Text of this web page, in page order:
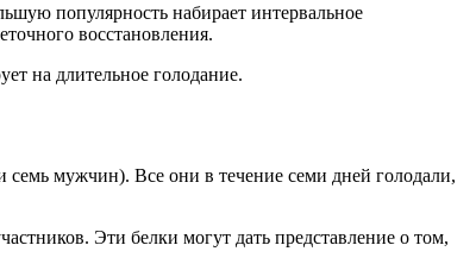
популярность набирает интервальное
восстановления.
на длительное голодание.
семь мужчин). Все они в течение семи дней голодали,
Эти белки могут дать представление о том,